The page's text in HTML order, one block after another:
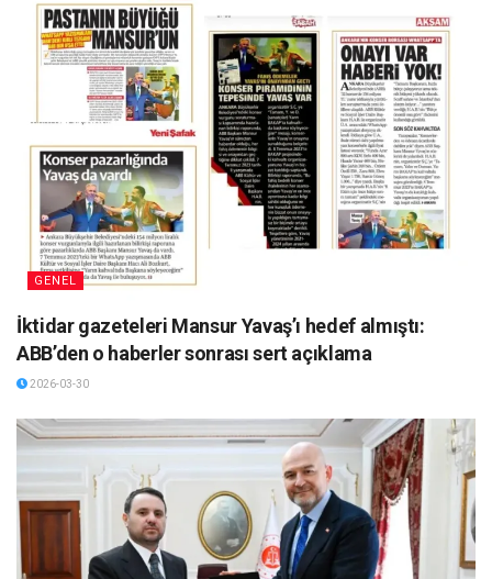
GENEL
İktidar gazeteleri Mansur Yavaş’ı hedef almıştı:
ABB’den o haberler sonrası sert açıklama
2026-03-30